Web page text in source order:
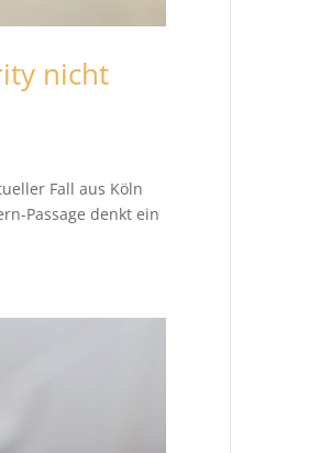
nicht
Fall aus Köln
Passage denkt ein